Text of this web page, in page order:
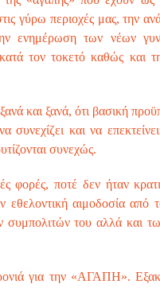
γύρω περιοχές μας, την
ενημέρωση των νέων
τον τοκετό καθώς και
και ξανά, ότι βασική
συνεχίζει και να
συνεχώς.
φορές, ποτέ δεν ήταν
εθελοντική αιμοδοσία
συμπολιτών του αλλά και
για την «ΑΓΑΠΗ».